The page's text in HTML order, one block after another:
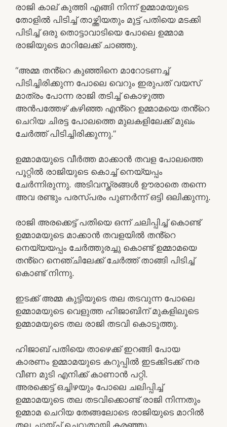
രാജി കാല് കുത്തി എങ്ങി നിന്ന് ഉമ്മാമയുടെ
തോളിൽ പിടിച്ച് താഴ്ത്തിയതും മുട്ട് പതിയെ മടക്കി
പിടിച്ച് ഒരു തൊട്ടാവാടിയെ പോലെ ഉമ്മാമ
രാജിയുടെ മാറിലേക്ക് ചാഞ്ഞു.
“അമ്മ തൻ്റെ കുഞ്ഞിനെ മാറോടണച്ച്
പിടിച്ചിരിക്കുന്ന പോലെ വെറും ഇരുപത് വയസ്
മാത്രം പോന്ന രാജി തടിച്ച് കൊഴുത്ത
അൻപത്തേഴ് കഴിഞ്ഞ എൻ്റെ ഉമ്മാമയെ തൻ്റെ
ചെറിയ ചിരട്ട പോലത്തെ മുലകളിലേക്ക് മുഖം
ചേർത്ത് പിടിച്ചിരിക്കുന്നു.”
ഉമ്മാമയുടെ വീർത്ത മാക്കാൻ തവള പോലത്തെ
പൂറ്റിൽ രാജിയുടെ കൊച്ച് നെയ്യപ്പം
ചേർന്നിരുന്നു. അടിവസ്ത്രങ്ങൾ ഊരാതെ തന്നെ
അവ രണ്ടും പരസ്പരം പുണർന്ന് ഒട്ടി ഒലിക്കുന്നു.
രാജി അരക്കെട്ട് പതിയെ ഒന്ന് ചലിപ്പിച്ച് കൊണ്ട്
ഉമ്മാമയുടെ മാക്കാൻ തവളയിൽ തൻ്റെ
നെയ്യയപ്പം ചേർത്തുരച്ചു കൊണ്ട് ഉമ്മാമയെ
തൻ്റെ നെഞ്ചിലേക്ക് ചേർത്ത് താങ്ങി പിടിച്ച്
കൊണ്ട് നിന്നു.
ഇടക്ക് അമ്മ കുട്ടിയുടെ തല തടവുന്ന പോലെ
ഉമ്മാമയുടെ വെളുത്ത ഹിജാബിന് മുകളിലൂടെ
ഉമ്മാമയുടെ തല രാജി തടവി കൊടുത്തു.
ഹിജാബ് പതിയെ താഴെക്ക് ഇറങ്ങി പോയ
കാരണം ഉമ്മാമയുടെ കറുപ്പിൽ ഇടക്കിടക്ക് നര
വീണ മുടി എനിക്ക് കാണാൻ പറ്റി.
അരക്കെട്ട് ഒച്ചിഴയും പോലെ ചലിപ്പിച്ച്
ഉമ്മാമയുടെ തല തടവിക്കൊണ്ട് രാജി നിന്നതും
ഉമ്മാമ ചെറിയ തേങ്ങലോടെ രാജിയുടെ മാറിൽ
തല ചായ്ച്ച് ചെറുതായി കരഞ്ഞു.